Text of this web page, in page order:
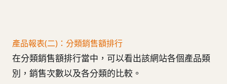
產品報表(二)：分類銷售額排行
在分類銷售額排行當中，可以看出該網站各個產品類
別，銷售次數以及各分類的比較。